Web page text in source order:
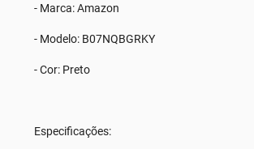
- Marca: Amazon
- Modelo: B07NQBGRKY
- Cor: Preto
Especificações: